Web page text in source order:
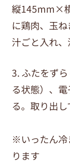
縦145mm×
に鶏肉、玉
汁ごと入れ、
3. ふたをず
る状態）、
る。取り出し
※いったん冷
ります